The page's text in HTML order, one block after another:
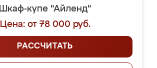
Шкаф-купе "Айленд"
Цена: от 78 000 руб.
РАССЧИТАТЬ